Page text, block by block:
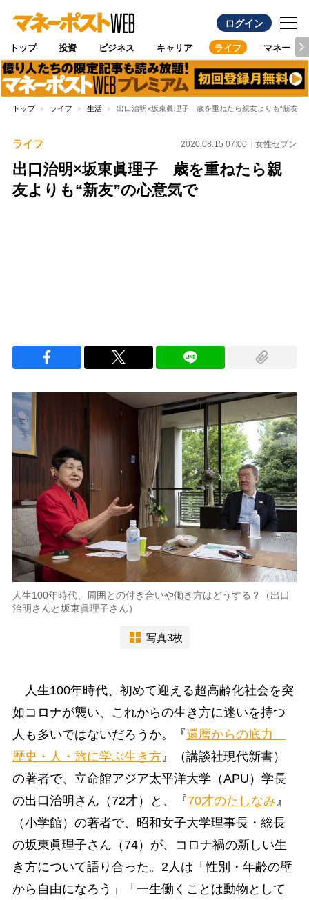
ログイン
トップ 投資 ビジネス キャリア ライフ マネー
トップ ライフ 生活 出口治明×坂東眞理子 歳を重ねたら親友よりも“新友”
ライフ 2020.08.15 07:00 女性セブン
出口治明×坂東眞理子 歳を重ねたら親
友よりも“新友”の心意気で
人生100年時代、周囲との付き合いや働き方はどうする？（出口
治明さんと坂東眞理子さん）
写真3枚
人生100年時代、初めて迎える超高齢化社会を突
如コロナが襲い、これからの生き方に迷いを持つ
人も多いではないだろうか。『還暦からの底力
歴史・人・旅に学ぶ生き方』（講談社現代新書）
の著者で、立命館アジア太平洋大学（APU）学長
の出口治明さん（72才）と、『70才のたしなみ』
（小学館）の著者で、昭和女子大学理事長・総長
の坂東眞理子さん（74）が、コロナ禍の新しい生
き方について語り合った。2人は「性別・年齢の壁
から自由になろう」「一生働くことは動物として